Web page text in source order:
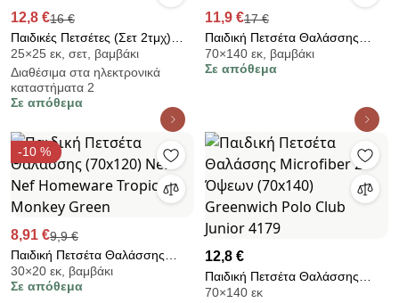
12,8 €16 €
Παιδικές Πετσέτες (Σετ 2τμχ)
Kocoon Diggy 380gsm
25×25 εκ, σετ, βαμβάκι
Διαθέσιμα στα ηλεκτρονικά
καταστήματα 2
Σε απόθεμα
11,9 €17 €
Παιδική Πετσέτα Θαλάσσης
(70x140) Kentia Loft Googie
70×140 εκ, βαμβάκι
Σε απόθεμα
-10 %
8,91 €9,9 €
Παιδική Πετσέτα Θαλάσσης
(70x120) Nef-Nef Homeware
Tropical Monkey Green
30×20 εκ, βαμβάκι
Σε απόθεμα
12,8 €
Παιδική Πετσέτα Θαλάσσης
Microfiber 2 Όψεων (70x140)
70×140 εκ